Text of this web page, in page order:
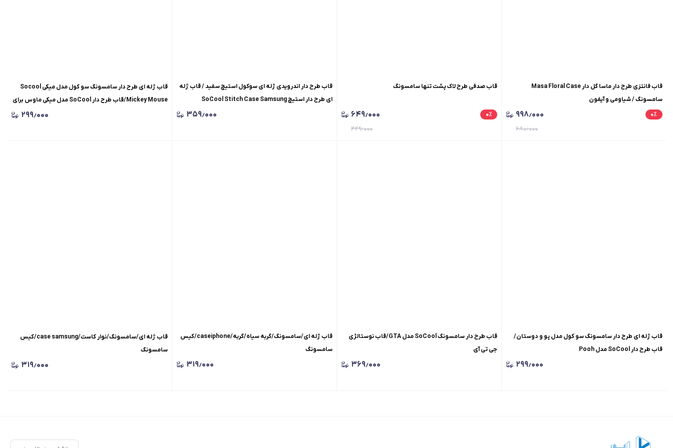
قاب فانتزی طرح دار ماسا گل دار Masa Floral Case
سامسونگ / شیاومی و آیفون
۰٪ ۹۹۸٫۰۰۰
۶۸۰٫۰۰۰
قاب صدفی طرح لاک پشت تنها سامسونگ
۰٪ ۶۴۹٫۰۰۰
۴۲۹٫۰۰۰
قاب طرح دار اندرویدی ژله ای سوکول استیچ سفید / قاب ژله
ای طرح دار استیچ SoCool Stitch Case Samsung
۳۵۹٫۰۰۰
قاب ژله ای طرح دار سامسونگ سو کول مدل میکی Socool
Mickey Mouse/قاب طرح دار SoCool مدل میکی ماوس برای
۲۹۹٫۰۰۰
قاب ژله ای طرح دار سامسونگ سو کول مدل پو و دوستان/
قاب طرح دار SoCool مدل Pooh
۲۹۹٫۰۰۰
قاب طرح دار سامسونگ SoCool مدل GTA/قاب نوستالژی
جی تی آی
۳۶۹٫۰۰۰
قاب ژله‌ ای/سامسونگ/گربه سیاه/گربه/caseiphone/کیس
سامسونگ
۳۱۹٫۰۰۰
قاب ژله‌ ای/سامسونگ/نوار کاست/case samsung/کیس
سامسونگ
۳۱۹٫۰۰۰